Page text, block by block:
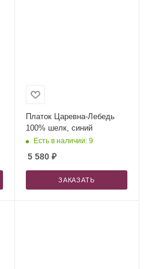
Платок Царевна-Лебедь
100% шелк, синий
Есть в наличии: 9
5 580₽
ЗАКАЗАТЬ